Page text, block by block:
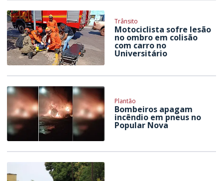
Trânsito
Motociclista sofre lesão
no ombro em colisão
com carro no
Universitário
Plantão
Bombeiros apagam
incêndio em pneus no
Popular Nova